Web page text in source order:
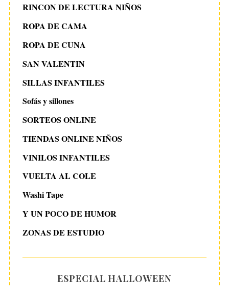
RINCON DE LECTURA NIÑOS
ROPA DE CAMA
ROPA DE CUNA
SAN VALENTIN
SILLAS INFANTILES
Sofás y sillones
SORTEOS ONLINE
TIENDAS ONLINE NIÑOS
VINILOS INFANTILES
VUELTA AL COLE
Washi Tape
Y UN POCO DE HUMOR
ZONAS DE ESTUDIO
ESPECIAL HALLOWEEN